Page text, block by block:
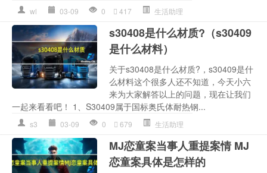
wl 03-09 0 417 生活助理
s30408是什么材质?（s30409
是什么材料）
关于s30408是什么材质?，s30409是什
么材料这个很多人还不知道，今天小六
来为大家解答以上的问题，现在让我们
一起来看看吧！ 1、S30409属于国标奥氏体耐热钢...
s3 03-09 0 679 生活助理
MJ恋童案当事人重提案情 MJ
恋童案具体是怎样的